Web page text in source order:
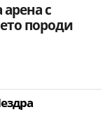
с
породи